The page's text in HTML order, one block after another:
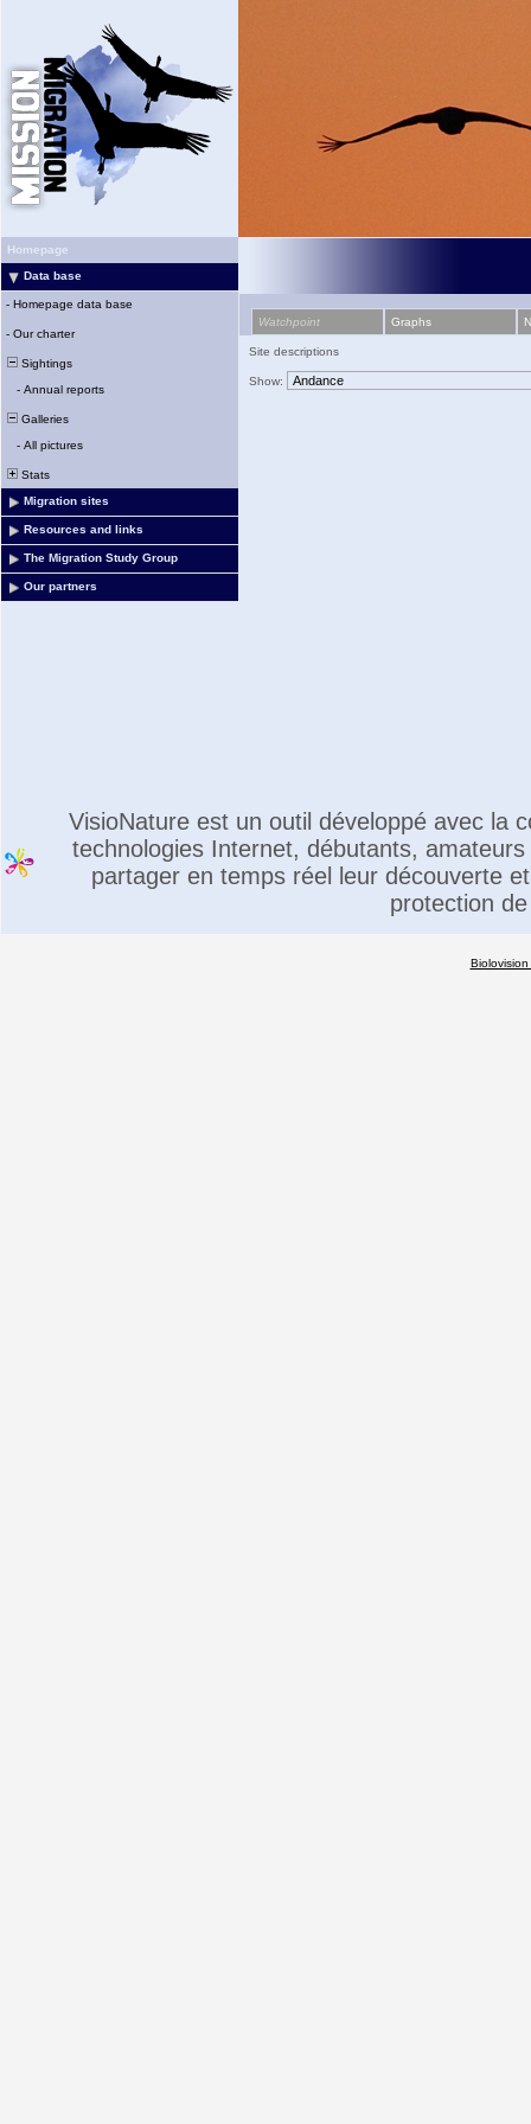
Homepage
Data base
- Homepage data base
- Our charter
Sightings
- Annual reports
Galleries
- All pictures
Stats
Migration sites
Resources and links
The Migration Study Group
Our partners
Watchpoint Graphs
Site descriptions
Show:
VisioNature est un outil développé avec la
technologies Internet, débutants,
partager en temps réel leur découverte
protection
Biolovision